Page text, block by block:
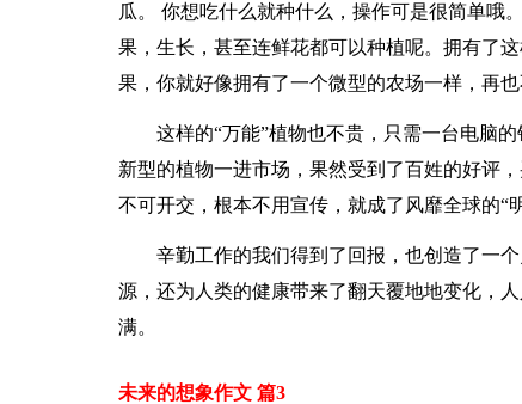
瓜。 你想吃什么就种什么，操作可是很简单哦
果，生长，甚至连鲜花都可以种植呢。拥有了
果，你就好像拥有了一个微型的农场一样，再
这样的“万能”植物也不贵，只需一台电脑
新型的植物一进市场，果然受到了百姓的好评
不可开交，根本不用宣传，就成了风靡全球的“
辛勤工作的我们得到了回报，也创造了一
源，还为人类的健康带来了翻天覆地地变化，
满。
未来的想象作文 篇3